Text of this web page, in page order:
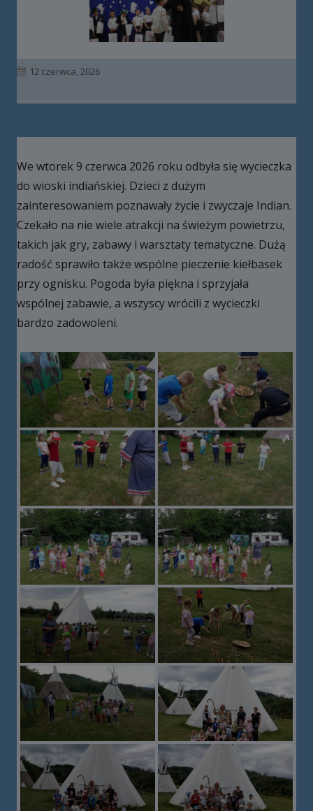
Opublikowano
12 czerwca, 2026
We wtorek 9 czerwca 2026 roku odbyła się wycieczka
do wioski indiańskiej. Dzieci z dużym
zainteresowaniem poznawały życie i zwyczaje Indian.
Czekało na nie wiele atrakcji na świeżym powietrzu,
takich jak gry, zabawy i warsztaty tematyczne. Dużą
radość sprawiło także wspólne pieczenie kiełbasek
przy ognisku. Pogoda była piękna i sprzyjała
wspólnej zabawie, a wszyscy wrócili z wycieczki
bardzo zadowoleni.